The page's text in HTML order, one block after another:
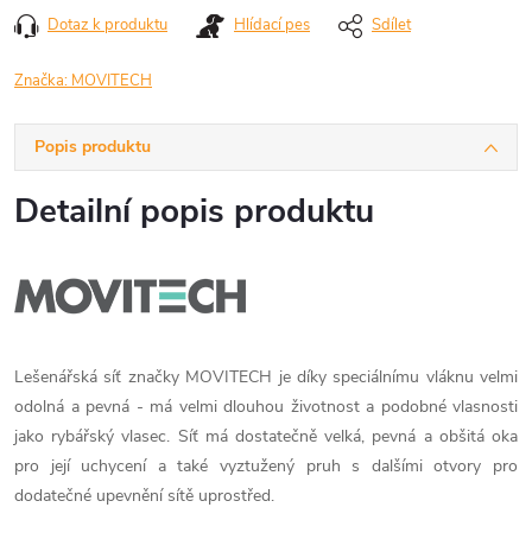
Dotaz k produktu Hlídací pes Sdílet
Značka: MOVITECH
Popis produktu
Detailní popis produktu
Lešenářská síť značky MOVITECH je díky speciálnímu vláknu velmi
odolná a pevná - má velmi dlouhou životnost a podobné vlasnosti
jako rybářský vlasec. Síť má dostatečně velká, pevná a obšitá oka
pro její uchycení a také vyztužený pruh s dalšími otvory pro
dodatečné upevnění sítě uprostřed.